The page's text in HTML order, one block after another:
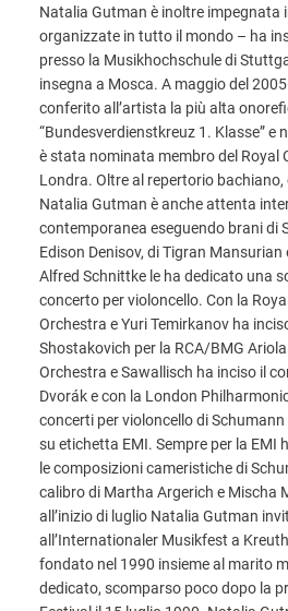
Natalia Gutman è inoltre impegnata
organizzate in tutto il mondo – ha
presso la Musikhochschule di
insegna a Mosca. A maggio del
conferito all’artista la più alta
“Bundesverdienstkreuz 1. Klasse” e
è stata nominata membro del Royal
Londra. Oltre al repertorio
Natalia Gutman è anche attenta
contemporanea eseguendo brani di
Edison Denisov, di Tigran Mansurian
Alfred Schnittke le ha dedicato una
concerto per violoncello. Con la
Orchestra e Yuri Temirkanov ha
Shostakovich per la RCA/BMG
Orchestra e Sawallisch ha inciso il
Dvorák e con la London
concerti per violoncello di
su etichetta EMI. Sempre per la EMI
le composizioni cameristiche di
calibro di Martha Argerich e Mischa
all’inizio di luglio Natalia Gutman
all’Internationaler Musikfest a
fondato nel 1990 insieme al marito
dedicato, scomparso poco dopo la